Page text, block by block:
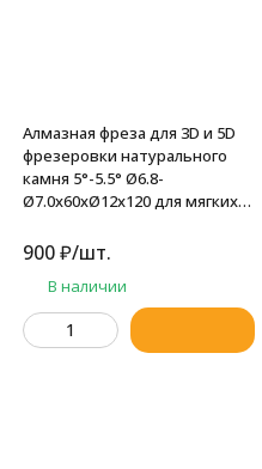
Алмазная фреза для 3D и 5D
фрезеровки натурального
камня 5°-5.5° Ø6.8-
Ø7.0x60xØ12x120 для мягких
900₽/шт.
В наличии